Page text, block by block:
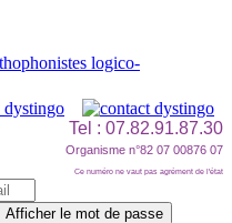
Tel : 07.82.91.87.30
Organisme n°82 07 00876 07
Ce numéro ne vaut pas agrément de l'état
Afficher le mot de passe